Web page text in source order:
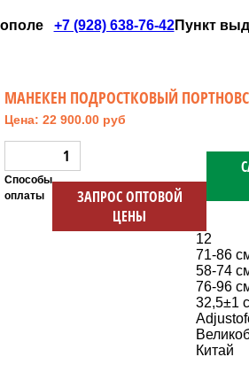
Пункт
+7 (928) 638-76-42
МАНЕКЕН ПОДРОСТКОВЫЙ
Цена: 22 900.00 руб
ЗАПРОС ОПТОВОЙ
ЦЕНЫ
Способы
оплаты
12
71-86
58-74
76-96
32,5±1
Китай